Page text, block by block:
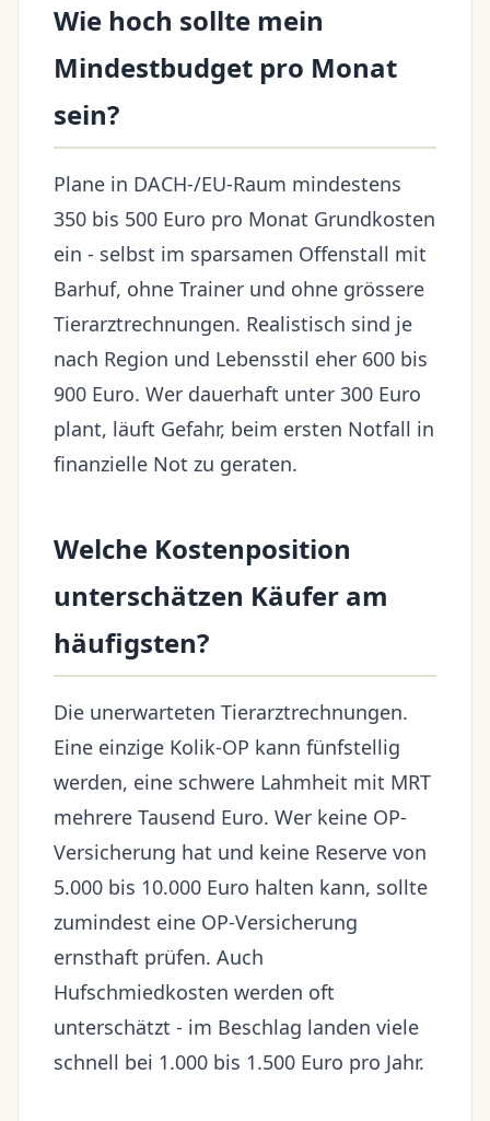
Wie hoch sollte mein
Mindestbudget pro Monat
sein?
Plane in DACH-/EU-Raum mindestens
350 bis 500 Euro pro Monat Grundkosten
ein - selbst im sparsamen Offenstall mit
Barhuf, ohne Trainer und ohne grössere
Tierarztrechnungen. Realistisch sind je
nach Region und Lebensstil eher 600 bis
900 Euro. Wer dauerhaft unter 300 Euro
plant, läuft Gefahr, beim ersten Notfall in
finanzielle Not zu geraten.
Welche Kostenposition
unterschätzen Käufer am
häufigsten?
Die unerwarteten Tierarztrechnungen.
Eine einzige Kolik-OP kann fünfstellig
werden, eine schwere Lahmheit mit MRT
mehrere Tausend Euro. Wer keine OP-
Versicherung hat und keine Reserve von
5.000 bis 10.000 Euro halten kann, sollte
zumindest eine OP-Versicherung
ernsthaft prüfen. Auch
Hufschmiedkosten werden oft
unterschätzt - im Beschlag landen viele
schnell bei 1.000 bis 1.500 Euro pro Jahr.